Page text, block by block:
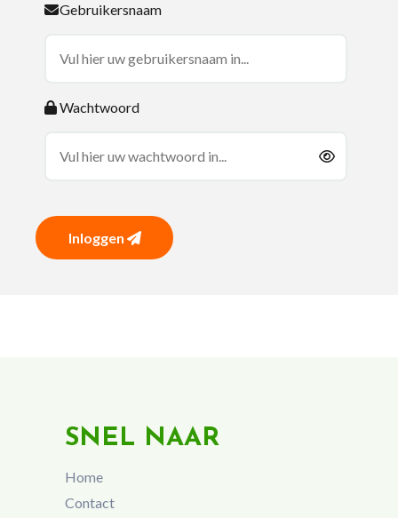
Gebruikersnaam
Wachtwoord
Inloggen
SNEL NAAR
Home
Contact